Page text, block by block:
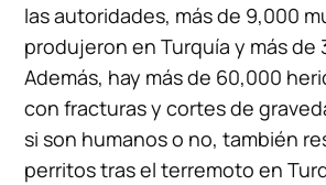
las autoridades, más de 9,000
produjeron en Turquía y más de
Además, hay más de 60,000
con fracturas y cortes de
si son humanos o no, también
perritos tras el terremoto en